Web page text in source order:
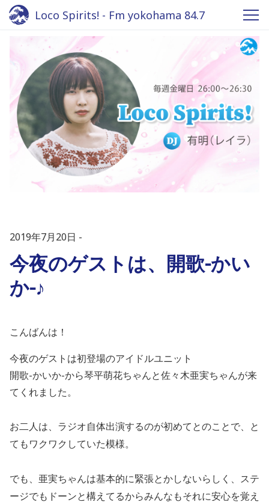
Loco Spirits! - Fm yokohama 84.7
2019年7月20日
今夜のゲストは、開歌-かい
か-♪
こんばんは！
今夜のゲストは初登場のアイドルユニット
開歌-かいか-から琴平萌花ちゃんと佐々木亜実ちゃんが来
てくれました。
お二人は、ラジオ自体出演するのが初めてとのことで、と
てもワクワクしていた模様。
でも、亜実ちゃんは基本的に緊張とかしないらしく、ステ
ージでもドーンと構えてるからみんなもそれに安心を覚え